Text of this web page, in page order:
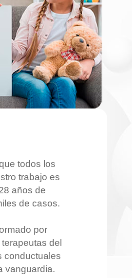
todos los
trabajo es
años de
de casos.
por
del
conductuales
vanguardia.